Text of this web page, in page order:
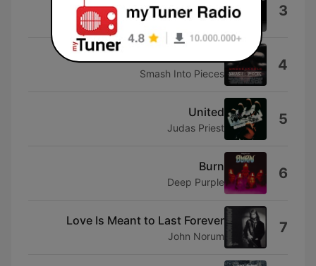
3
Är det här det är party?
Rasmus Gozzi
4
Smash Into Pieces
5
United
Judas Priest
6
Burn
Deep Purple
7
Love Is Meant to Last Forever
John Norum